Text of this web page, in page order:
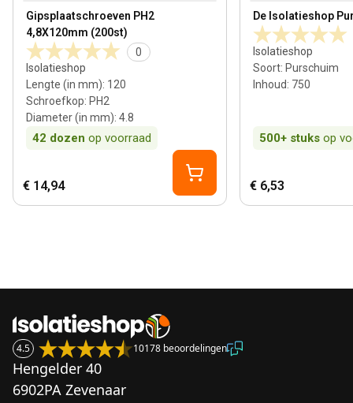
Gipsplaatschroeven PH2
4,8X120mm (200st)
0
Isolatieshop
Lengte (in mm): 120
Schroefkop: PH2
Diameter (in mm): 4.8
42 dozen op voorraad
View product
€ 14,94
De Isolatieshop
Isolatieshop
Soort: Purschuim
Inhoud: 750
500+ stuks op
View product
€ 6,53
4.5 10178 beoordelingen
Hengelder 40
6902PA Zevenaar